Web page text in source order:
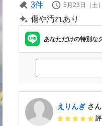
3件 5月23日（土
傷や汚れあり
あなただけの特別な
えりんぎ さん